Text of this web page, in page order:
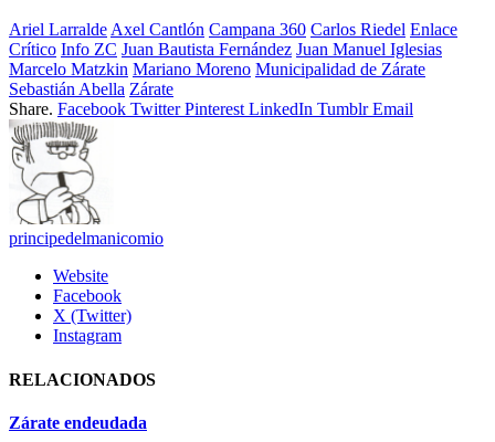
Ariel Larralde Axel Cantlón Campana 360 Carlos Riedel Enlace
Crítico Info ZC Juan Bautista Fernández Juan Manuel Iglesias
Marcelo Matzkin Mariano Moreno Municipalidad de Zárate
Sebastián Abella Zárate
Share. Facebook Twitter Pinterest LinkedIn Tumblr Email
principedelmanicomio
Website
Facebook
X (Twitter)
Instagram
RELACIONADOS
Zárate endeudada